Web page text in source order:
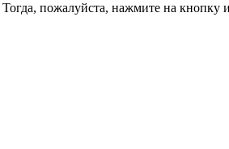
Тогда, пожалуйста, нажмите на